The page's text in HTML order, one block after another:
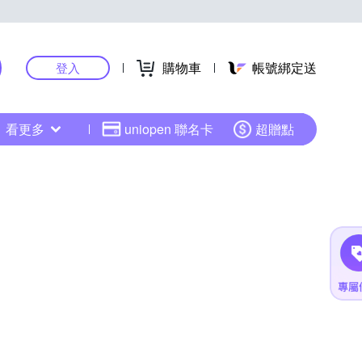
登入 購物車 帳號綁定送
看更多 uniopen 聯名卡 超贈點